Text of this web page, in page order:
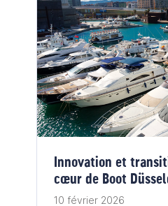
Innovation et
cœur de Boot
10 février 2026